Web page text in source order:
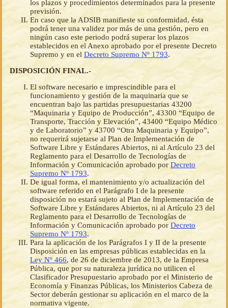
los plazos y procedimientos determinados para la presente
previsión.
En caso que la ADSIB manifieste su conformidad, ésta
podrá tener una validez por más de una gestión, pero en
ningún caso este periodo podrá superar los plazos
establecidos en el Anexo aprobado por el presente Decreto
Supremo y en el Decreto Supremo Nº 1793.
DISPOSICIÓN FINAL.-
El software necesario e imprescindible para el
funcionamiento y gestión de la maquinaria que se
encuentran bajo las partidas presupuestarias 43200
“Maquinaria y Equipo de Producción”, 43300 “Equipo de
Transporte, Tracción y Elevación”, 43400 “Equipo Médico
y de Laboratorio” y 43700 “Otra Maquinaria y Equipo”,
no requerirá sujetarse al Plan de Implementación de
Software Libre y Estándares Abiertos, ni al Artículo 23 del
Reglamento para el Desarrollo de Tecnologías de
Información y Comunicación aprobado por Decreto
Supremo Nº 1793.
De igual forma, el mantenimiento y/o actualización del
software referido en el Parágrafo I de la presente
disposición no estará sujeto al Plan de Implementación de
Software Libre y Estándares Abiertos, ni al Artículo 23 del
Reglamento para el Desarrollo de Tecnologías de
Información y Comunicación aprobado porDecreto
Supremo Nº 1793.
Para la aplicación de los Parágrafos I y II de la presente
Disposición en las empresas públicas establecidas en la
Ley Nº 466, de 26 de diciembre de 2013, de la Empresa
Pública, que por su naturaleza jurídica no utilicen el
Clasificador Presupuestario aprobado por el Ministerio de
Economía y Finanzas Públicas, los Ministerios Cabeza de
Sector deberán gestionar su aplicación en el marco de la
normativa vigente.